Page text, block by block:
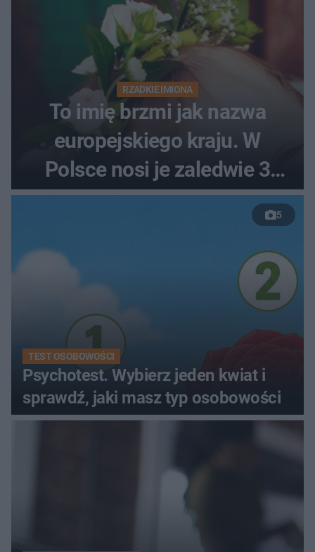
RZADKIE IMIONA
To imię brzmi jak nazwa
europejskiego kraju. W
Polsce nosi je zaledwie 3
kobiety
5
TEST OSOBOWOŚCI
Psychotest. Wybierz jeden kwiat i
sprawdź, jaki masz typ osobowości